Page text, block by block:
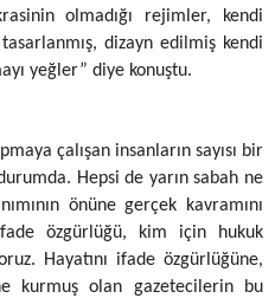
olmadığı rejimler, kendi
dizayn edilmiş kendi
yeğler” diye konuştu.
çalışan insanların sayısı bir
Hepsi de yarın sabah ne
önüne gerçek kavramını
özgürlüğü, kim için hukuk
Hayatını ifade özgürlüğüne,
kurmuş olan gazetecilerin bu